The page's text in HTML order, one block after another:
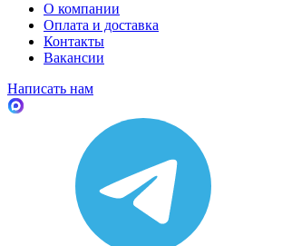
О компании
Оплата и доставка
Контакты
Вакансии
Написать нам